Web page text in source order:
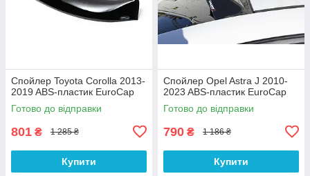
Спойлер Toyota Corolla 2013-
2019 ABS-пластик EuroCap
Готово до відправки
801 ₴ 1 285 ₴
Купити
Спойлер Opel Astra J 2010-
2023 ABS-пластик EuroCap
Готово до відправки
790 ₴ 1 186 ₴
Купити